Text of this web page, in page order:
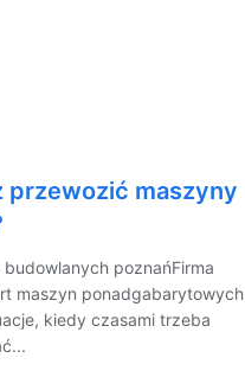
przewozić maszyny
poznańFirma
maszyn ponadgabarytowych
kiedy czasami trzeba